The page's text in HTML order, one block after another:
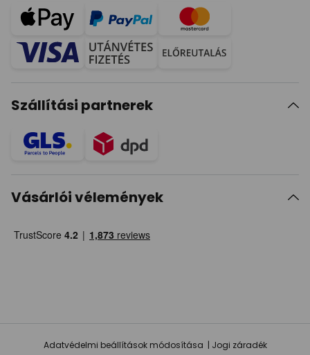
Szállítási partnerek
Vásárlói vélemények
Adatvédelmi beállítások módosítása Jogi záradék